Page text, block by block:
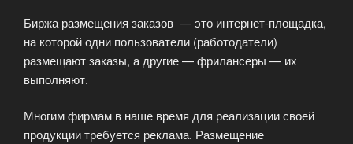
Кто
такой
фрилансер?»
Биржа размещения заказов — это интернет-площадка,
на которой одни пользователи (работодатели)
размещают заказы, а другие — фрилансеры — их
выполняют.
Многим фирмам в наше время для реализации своей
продукции требуется реклама. Размещение